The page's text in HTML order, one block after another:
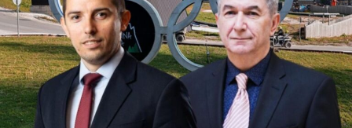
telefona.
Kandidati za poziciju terenskog tehničara, osim toga,
moraju imati vozačku dozvolu B kategorije i sopstveno
vozilo, jer će obilaziti više biračkih mjesta i pružati
tehničku podršku na terenu. Posao podrazumijeva rad sa
Smartmatic opremom